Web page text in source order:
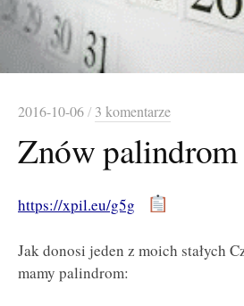
2016-10-06/ 3 komentarze
Znów palindrom
https://xpil.eu/g5g
Jak donosi jeden z moich stałych
mamy palindrom: